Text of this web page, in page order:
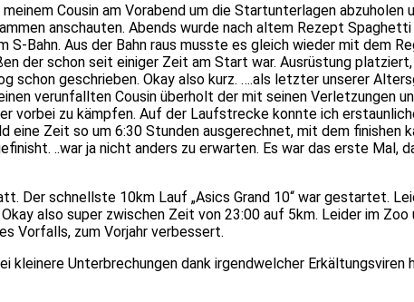
Cousin am Vorabend um die Startunterlagen abzuholen
anschauten. Abends wurde nach altem Rezept
Bahn. Aus der Bahn raus musste es gleich wieder mit dem
der schon seit einiger Zeit am Start war. Ausrüstung
geschrieben. Okay also kurz. ….als letzter unserer
verunfallten Cousin überholt der mit seinen Verletzungen
vorbei zu kämpfen. Auf der Laufstrecke konnte ich
Zeit so um 6:30 Stunden ausgerechnet, mit dem finishen
..war ja nicht anders zu erwarten. Es war das erste Mal,
schnellste 10km Lauf „Asics Grand 10“ war gestartet.
also super zwischen Zeit von 23:00 auf 5km. Leider im
Vorfalls, zum Vorjahr verbessert.
Unterbrechungen dank irgendwelcher